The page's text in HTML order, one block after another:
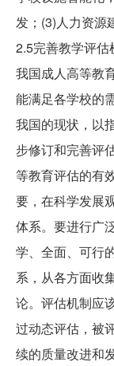
发；(3)人力资源
2.5完善教学评估
我国成人高等教
能满足各学校的
我国的现状，以
步修订和完善评
等教育评估的有
要，在科学发展
体系。要进行广
学、全面、可行
系，从各方面收
论。评估机制应
过动态评估，被
续的质量改进和